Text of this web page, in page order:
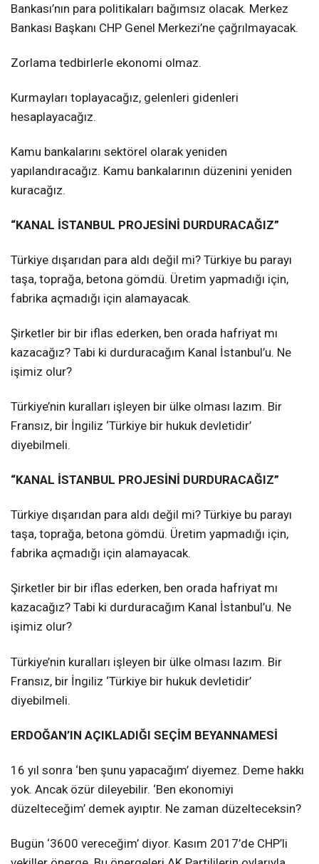
Bankası’nın para politikaları bağımsız olacak. Merkez
Bankası Başkanı CHP Genel Merkezi’ne çağrılmayacak.
Zorlama tedbirlerle ekonomi olmaz.
Kurmayları toplayacağız, gelenleri gidenleri
hesaplayacağız.
Kamu bankalarını sektörel olarak yeniden
yapılandıracağız. Kamu bankalarının düzenini yeniden
kuracağız.
“KANAL İSTANBUL PROJESİNİ DURDURACAĞIZ”
Türkiye dışarıdan para aldı değil mi? Türkiye bu parayı
taşa, toprağa, betona gömdü. Üretim yapmadığı için,
fabrika açmadığı için alamayacak.
Şirketler bir bir iflas ederken, ben orada hafriyat mı
kazacağız? Tabi ki durduracağım Kanal İstanbul’u. Ne
işimiz olur?
Türkiye’nin kuralları işleyen bir ülke olması lazım. Bir
Fransız, bir İngiliz ‘Türkiye bir hukuk devletidir’
diyebilmeli.
“KANAL İSTANBUL PROJESİNİ DURDURACAĞIZ”
Türkiye dışarıdan para aldı değil mi? Türkiye bu parayı
taşa, toprağa, betona gömdü. Üretim yapmadığı için,
fabrika açmadığı için alamayacak.
Şirketler bir bir iflas ederken, ben orada hafriyat mı
kazacağız? Tabi ki durduracağım Kanal İstanbul’u. Ne
işimiz olur?
Türkiye’nin kuralları işleyen bir ülke olması lazım. Bir
Fransız, bir İngiliz ‘Türkiye bir hukuk devletidir’
diyebilmeli.
ERDOĞAN’IN AÇIKLADIĞI SEÇİM BEYANNAMESİ
16 yıl sonra ‘ben şunu yapacağım’ diyemez. Deme hakkı
yok. Ancak özür dileyebilir. ‘Ben ekonomiyi
düzelteceğim’ demek ayıptır. Ne zaman düzelteceksin?
Bugün ‘3600 vereceğim’ diyor. Kasım 2017’de CHP’li